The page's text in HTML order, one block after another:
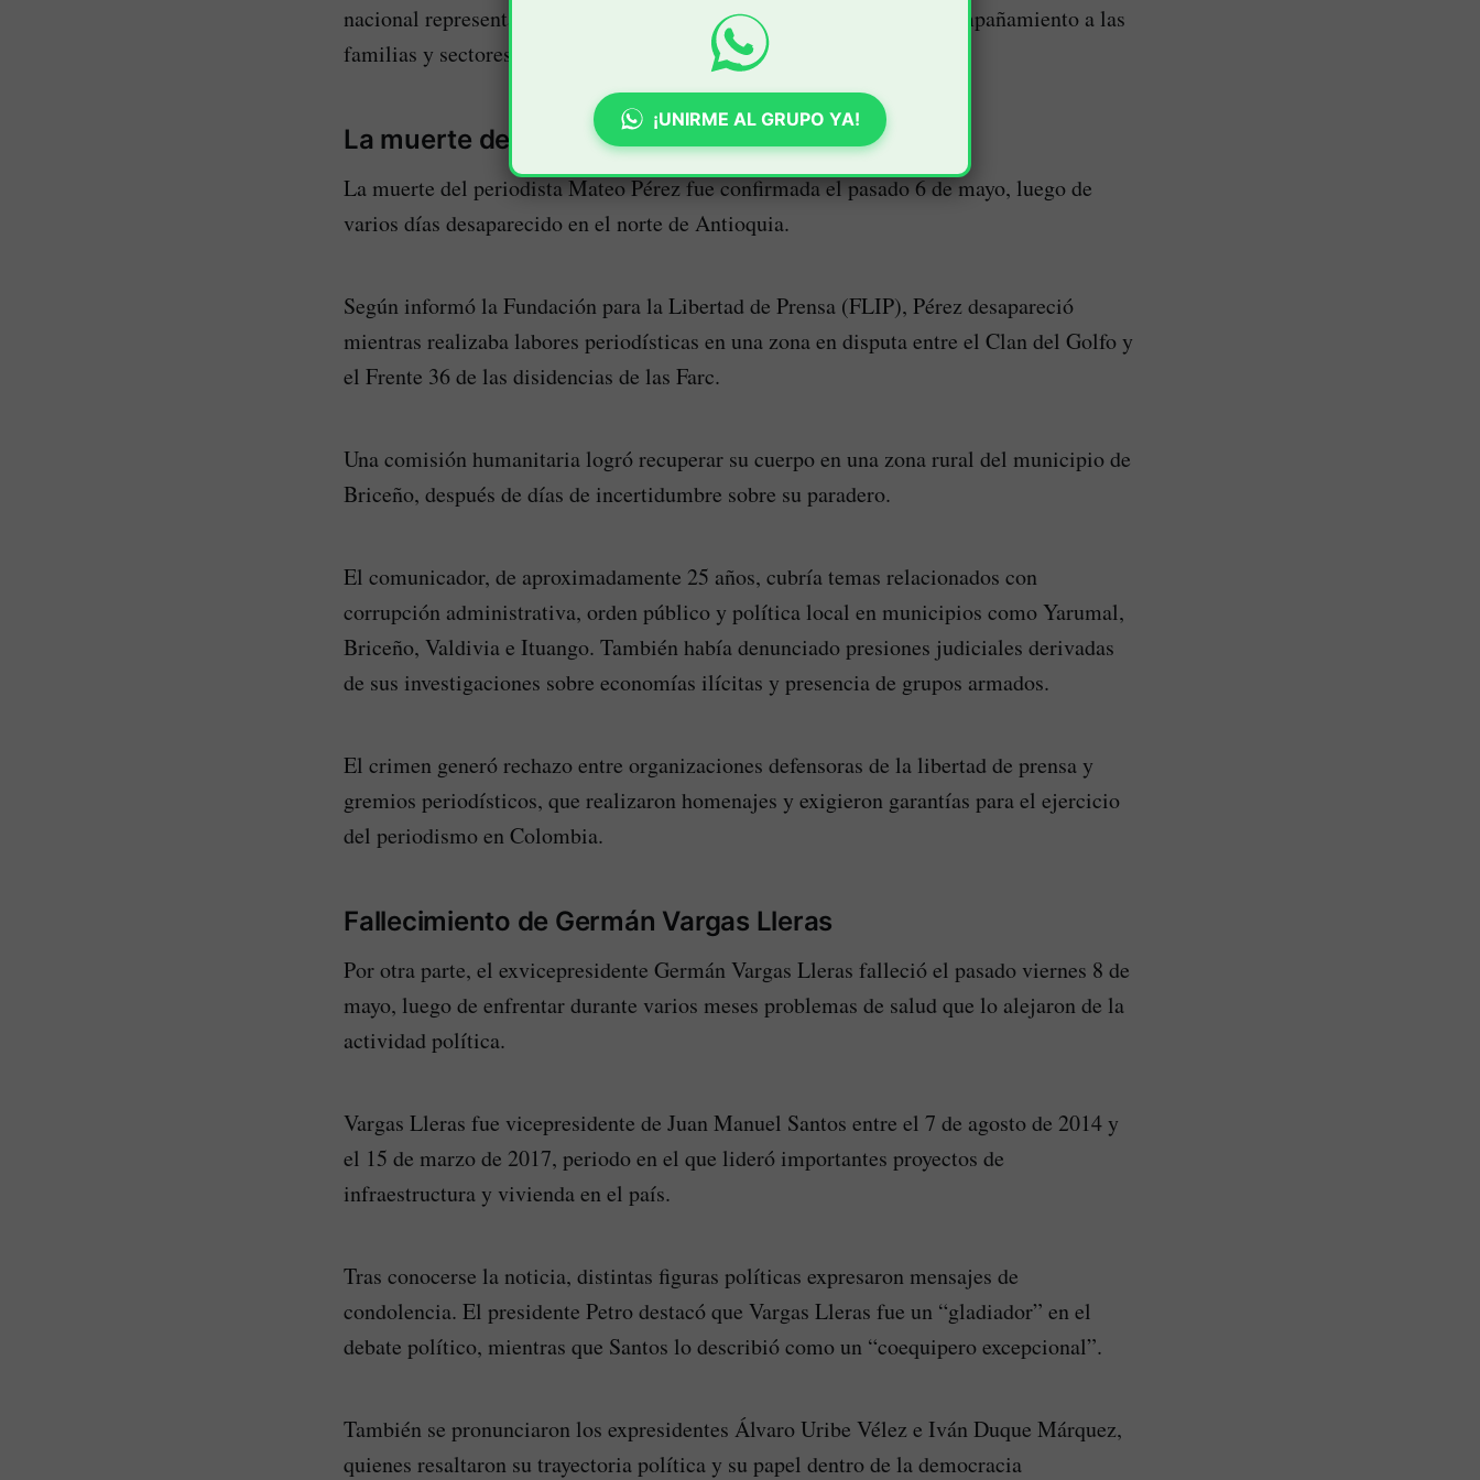
nacional representa un acto de reconocimiento institucional y de acompañamiento a las
familias y sectores afectados.
La muerte del periodista Mateo Pérez
La muerte del periodista Mateo Pérez fue confirmada el pasado 6 de mayo, luego de
varios días desaparecido en el norte de Antioquia.
Según informó la Fundación para la Libertad de Prensa (FLIP), Pérez desapareció
mientras realizaba labores periodísticas en una zona en disputa entre el Clan del Golfo y
el Frente 36 de las disidencias de las Farc.
Una comisión humanitaria logró recuperar su cuerpo en una zona rural del municipio de
Briceño, después de días de incertidumbre sobre su paradero.
El comunicador, de aproximadamente 25 años, cubría temas relacionados con
corrupción administrativa, orden público y política local en municipios como Yarumal,
Briceño, Valdivia e Ituango. También había denunciado presiones judiciales derivadas
de sus investigaciones sobre economías ilícitas y presencia de grupos armados.
El crimen generó rechazo entre organizaciones defensoras de la libertad de prensa y
gremios periodísticos, que realizaron homenajes y exigieron garantías para el ejercicio
del periodismo en Colombia.
Fallecimiento de Germán Vargas Lleras
Por otra parte, el exvicepresidente Germán Vargas Lleras falleció el pasado viernes 8 de
mayo, luego de enfrentar durante varios meses problemas de salud que lo alejaron de la
actividad política.
Vargas Lleras fue vicepresidente de Juan Manuel Santos entre el 7 de agosto de 2014 y
el 15 de marzo de 2017, periodo en el que lideró importantes proyectos de
infraestructura y vivienda en el país.
Tras conocerse la noticia, distintas figuras políticas expresaron mensajes de
condolencia. El presidente Petro destacó que Vargas Lleras fue un “gladiador” en el
debate político, mientras que Santos lo describió como un “coequipero excepcional”.
También se pronunciaron los expresidentes Álvaro Uribe Vélez e Iván Duque Márquez,
quienes resaltaron su trayectoria política y su papel dentro de la democracia
¡UNIRME AL GRUPO YA!